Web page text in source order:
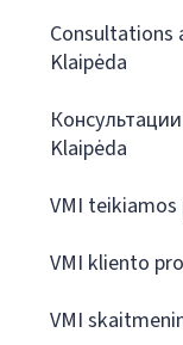
Consultations
Klaipėda
Klaipėda
VMI teikiamos
VMI kliento
VMI